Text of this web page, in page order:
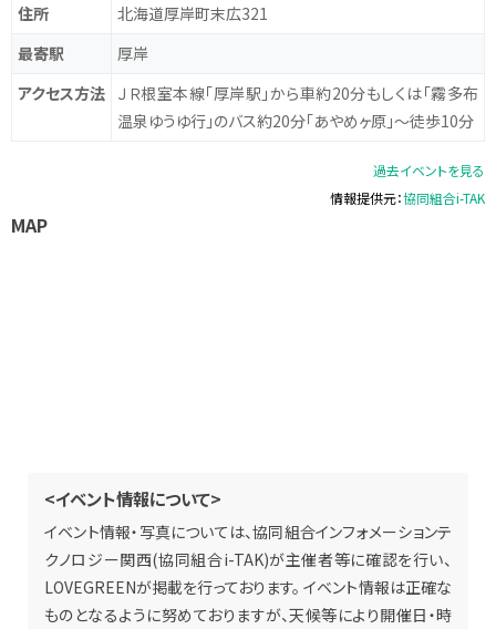
住所
北海道厚岸町末広321
最寄駅
厚岸
アクセス方法 ＪＲ根室本線「厚岸駅」から車約20分もしくは「霧多布
温泉ゆうゆ行」のバス約20分「あやめヶ原」～徒歩10分
過去イベントを見る
情報提供元：協同組合i-TAK
MAP
<イベント情報について>
イベント情報・写真については、協同組合インフォメーションテ
クノロジー関西(協同組合i-TAK)が主催者等に確認を行い、
LOVEGREENが掲載を行っております。 イベント情報は正確な
ものとなるように努めておりますが、天候等により開催日・時